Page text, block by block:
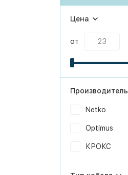
Цена
от
Производитель
Netko
Optimus
КРОКС